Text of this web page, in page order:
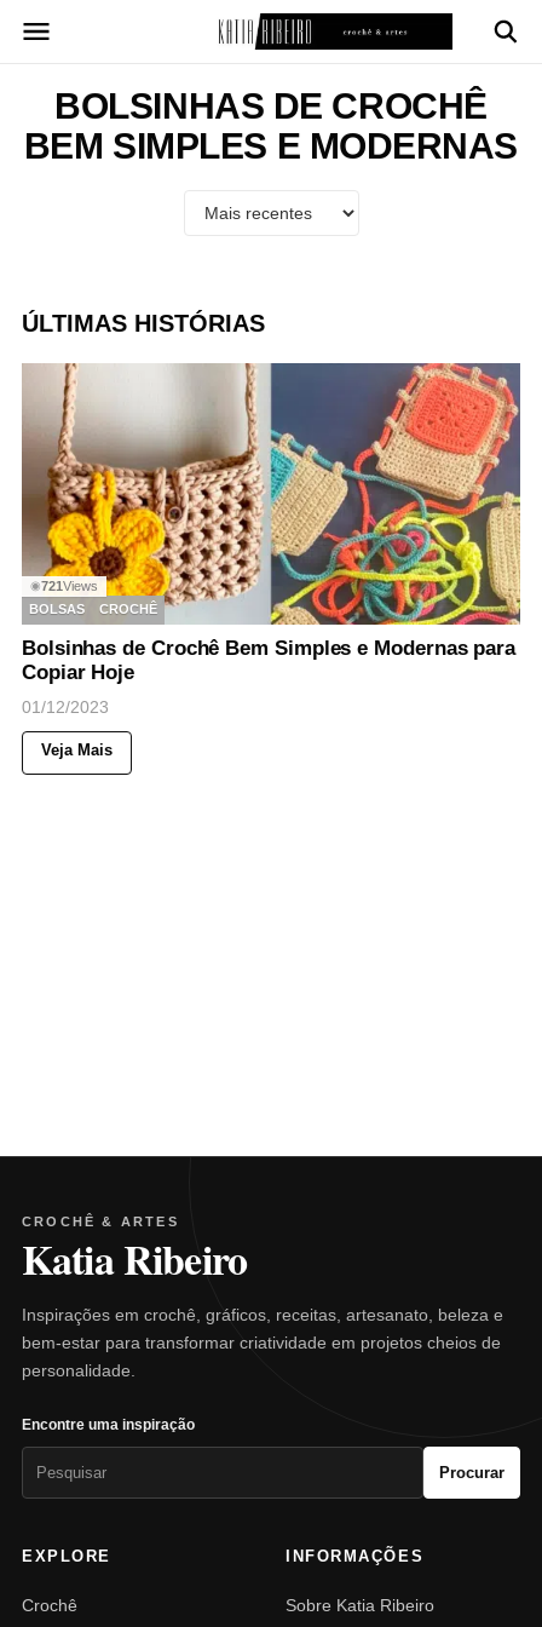
para
conteúdoBOLSINHAS DE CROCHÊ
BEM SIMPLES E MODERNAS
ÚLTIMAS HISTÓRIAS
◉721Views
BOLSAS
CROCHÊ
Bolsinhas de Crochê Bem Simples e Modernas para
Copiar Hoje
01/12/2023
Veja Mais
CROCHÊ & ARTES
Katia Ribeiro
Inspirações em crochê, gráficos, receitas, artesanato, beleza e
bem-estar para transformar criatividade em projetos cheios de
personalidade.
Encontre uma inspiração
Procurar
EXPLORE
Crochê
INFORMAÇÕES
Sobre Katia Ribeiro